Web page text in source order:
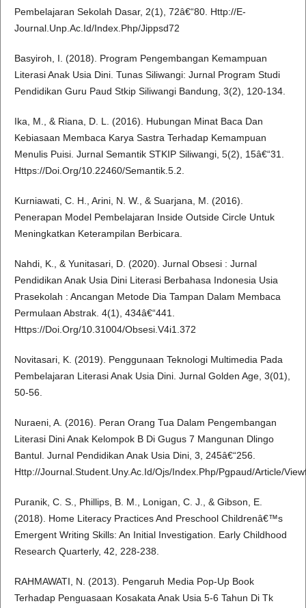
Pembelajaran Sekolah Dasar, 2(1), 72â€“80. Http://E-
Journal.Unp.Ac.Id/Index.Php/Jippsd72
Basyiroh, I. (2018). Program Pengembangan Kemampuan
Literasi Anak Usia Dini. Tunas Siliwangi: Jurnal Program Studi
Pendidikan Guru Paud Stkip Siliwangi Bandung, 3(2), 120-134.
Ika, M., & Riana, D. L. (2016). Hubungan Minat Baca Dan
Kebiasaan Membaca Karya Sastra Terhadap Kemampuan
Menulis Puisi. Jurnal Semantik STKIP Siliwangi, 5(2), 15â€“31.
Https://Doi.Org/10.22460/Semantik.5.2.
Kurniawati, C. H., Arini, N. W., & Suarjana, M. (2016).
Penerapan Model Pembelajaran Inside Outside Circle Untuk
Meningkatkan Keterampilan Berbicara.
Nahdi, K., & Yunitasari, D. (2020). Jurnal Obsesi : Jurnal
Pendidikan Anak Usia Dini Literasi Berbahasa Indonesia Usia
Prasekolah : Ancangan Metode Dia Tampan Dalam Membaca
Permulaan Abstrak. 4(1), 434â€“441.
Https://Doi.Org/10.31004/Obsesi.V4i1.372
Novitasari, K. (2019). Penggunaan Teknologi Multimedia Pada
Pembelajaran Literasi Anak Usia Dini. Jurnal Golden Age, 3(01),
50-56.
Nuraeni, A. (2016). Peran Orang Tua Dalam Pengembangan
Literasi Dini Anak Kelompok B Di Gugus 7 Mangunan Dlingo
Bantul. Jurnal Pendidikan Anak Usia Dini, 3, 245â€“256.
Http://Journal.Student.Uny.Ac.Id/Ojs/Index.Php/Pgpaud/Article/
Puranik, C. S., Phillips, B. M., Lonigan, C. J., & Gibson, E.
(2018). Home Literacy Practices And Preschool Childrenâ€™s
Emergent Writing Skills: An Initial Investigation. Early Childhood
Research Quarterly, 42, 228-238.
RAHMAWATI, N. (2013). Pengaruh Media Pop-Up Book
Terhadap Penguasaan Kosakata Anak Usia 5-6 Tahun Di Tk